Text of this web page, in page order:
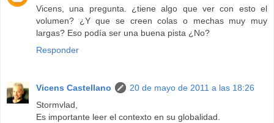
Vicens, una pregunta. ¿tiene algo que ver con esto el
volumen? ¿Y que se creen colas o mechas muy muy
largas? Eso podía ser una buena pista ¿No?
Responder
Vicens Castellano
20 de mayo de 2011 a las 18:26
Stormvlad,
Es importante leer el contexto en su globalidad.